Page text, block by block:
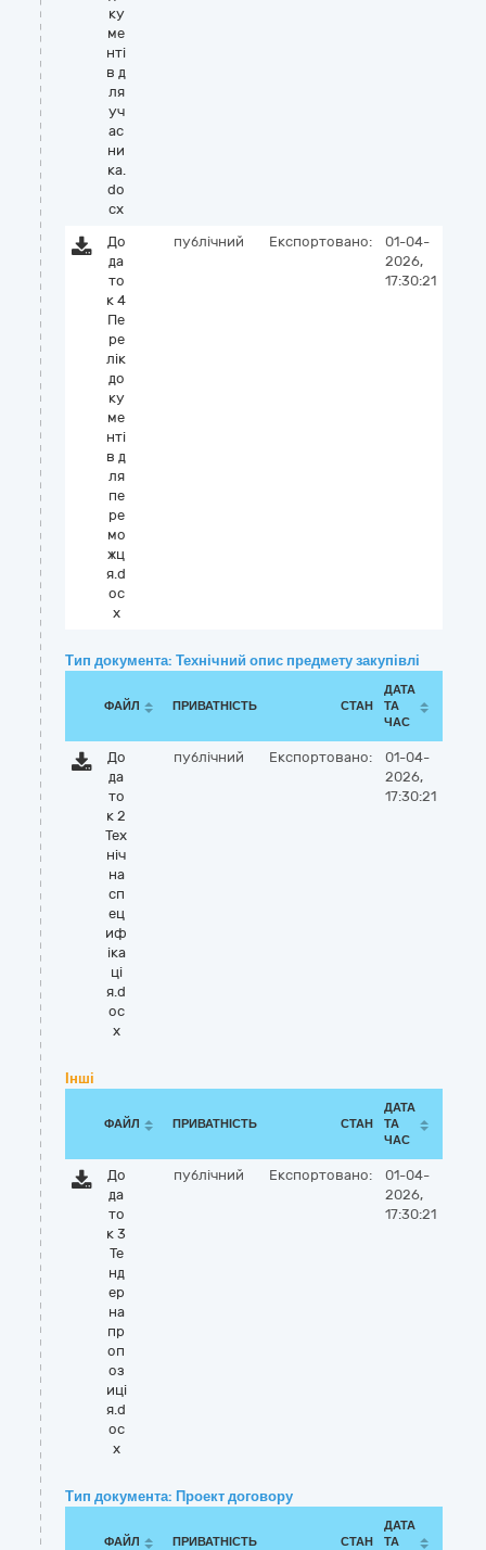
ку
ме
нті
в д
ля
уч
ас
ни
ка.
do
cx
До
да
то
к 4
Пе
ре
лік
до
ку
ме
нті
в д
ля
пе
ре
мо
жц
я.d
oc
x
публічний Експортовано:
01-04-
2026,
17:30:21
Тип документа: Технічний опис предмету закупівлі
ФАЙЛ ПРИВАТНІСТЬ СТАН
ДАТА
ТА
ЧАС
До
да
то
к 2
Тех
ніч
на
сп
ец
иф
іка
ці
я.d
oc
x
публічний Експортовано:
01-04-
2026,
17:30:21
Інші
ФАЙЛ ПРИВАТНІСТЬ СТАН
ДАТА
ТА
ЧАС
До
да
то
к 3
Те
нд
ер
на
пр
оп
оз
иці
я.d
oc
x
публічний Експортовано:
01-04-
2026,
17:30:21
Тип документа: Проект договору
ФАЙЛ ПРИВАТНІСТЬ СТАН
ДАТА
ТА